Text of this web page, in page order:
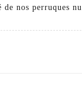
nos perruques